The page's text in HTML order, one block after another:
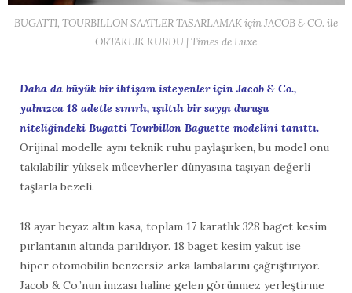
BUGATTI, TOURBILLON SAATLER TASARLAMAK için JACOB & CO. ile
ORTAKLIK KURDU | Times de Luxe
Daha da büyük bir ihtişam isteyenler için Jacob & Co.,
yalnızca 18 adetle sınırlı, ışıltılı bir saygı duruşu
niteliğindeki Bugatti Tourbillon Baguette modelini tanıttı.
Orijinal modelle aynı teknik ruhu paylaşırken, bu model onu
takılabilir yüksek mücevherler dünyasına taşıyan değerli
taşlarla bezeli.
18 ayar beyaz altın kasa, toplam 17 karatlık 328 baget kesim
pırlantanın altında parıldıyor. 18 baget kesim yakut ise
hiper otomobilin benzersiz arka lambalarını çağrıştırıyor.
Jacob & Co.’nun imzası haline gelen görünmez yerleştirme